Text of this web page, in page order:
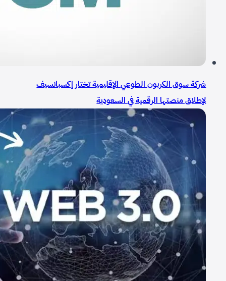
شركة سوق الكربون الطوعي الإقليمية تختار إكسبانسيف
لإطلاق منصتها الرقمية في السعودية